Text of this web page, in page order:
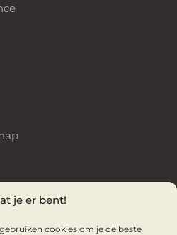
je er bent!
cookies om je de beste